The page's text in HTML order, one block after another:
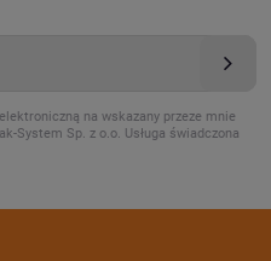
na wskazany przeze mnie
System Sp. z o.o. Usługa świadczona